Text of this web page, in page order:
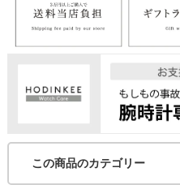
この商品のカテゴリー